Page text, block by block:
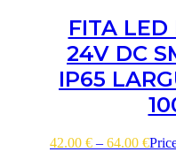
FITA LED
24V DC
IP65
42.00 € – 64.00 €